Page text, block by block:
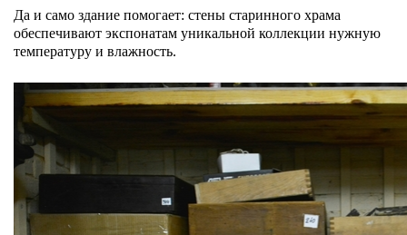
Да и само здание помогает: стены старинного храма
обеспечивают экспонатам уникальной коллекции нужную
температуру и влажность.